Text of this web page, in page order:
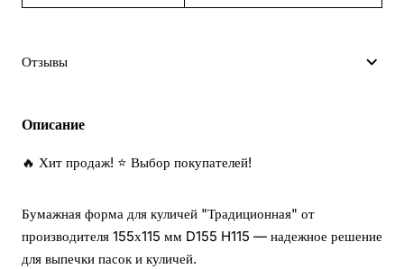
Отзывы
Описание
🔥 Хит продаж! ⭐ Выбор покупателей!
Бумажная форма для куличей "Традиционная" от
производителя 155х115 мм D155 H115 — надежное решение
для выпечки пасок и куличей.